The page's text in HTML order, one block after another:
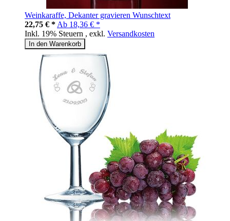
Weinkaraffe, Dekanter gravieren Wunschtext
22,75 € * Ab 18,36 € *
Inkl. 19% Steuern , exkl. Versandkosten
In den Warenkorb